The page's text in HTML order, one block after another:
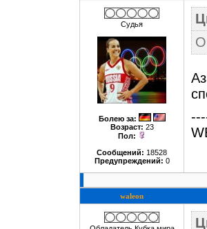
Судья
Болею за:
Возраст: 23
Пол:
Сообщений: 18528
Предупреждений: 0
waleon